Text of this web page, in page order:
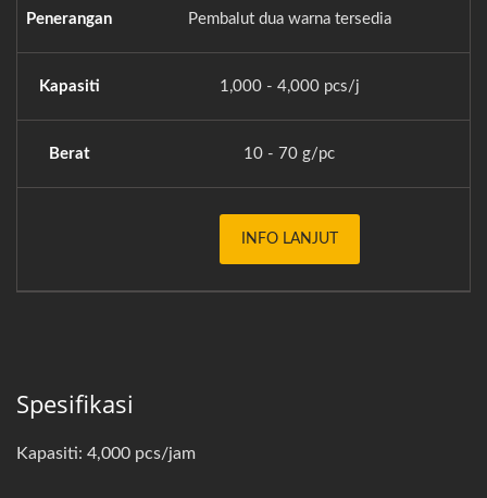
Penerangan Pembalut dua warna tersedia
Kapasiti 1,000 - 4,000 pcs/j
Berat 10 - 70 g/pc
INFO LANJUT
Spesifikasi
Kapasiti: 4,000 pcs/jam